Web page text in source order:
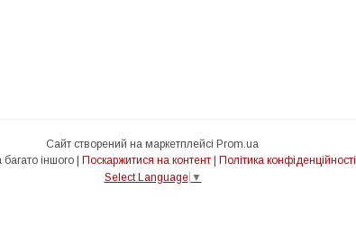
Сайт створений на маркетплейсі Prom.ua
Поскаржитися на контент
Політика конфіденційності
Select Language ▼